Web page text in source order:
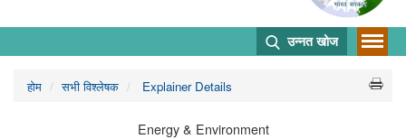
उन्नत खोज
होम सभी विश्लेषक Explainer Details
Energy & Environment